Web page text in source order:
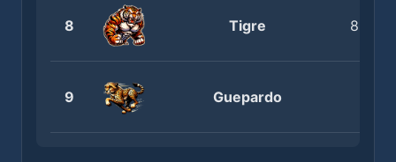
8 Tigre 8.6 -
9 Guepardo